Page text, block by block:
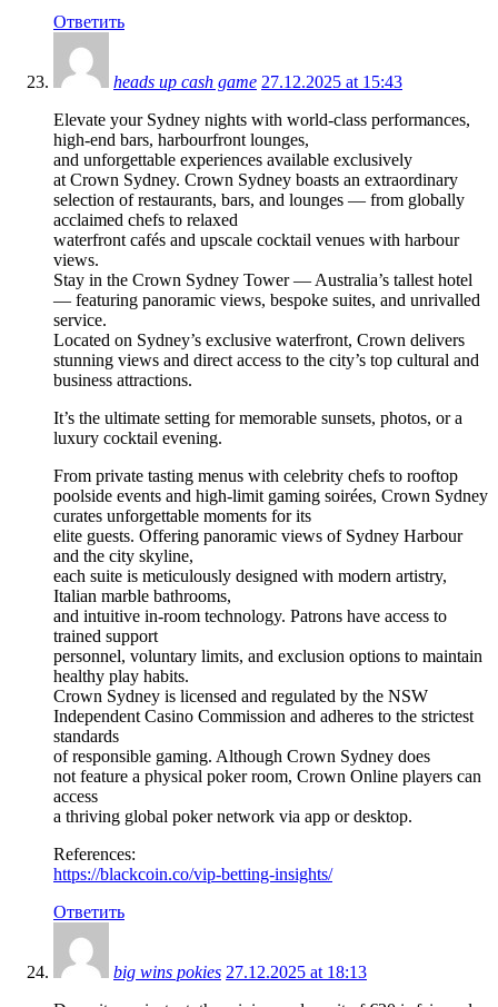
Ответить
heads up cash game 27.12.2025 at 15:43
Elevate your Sydney nights with world-class performances,
high-end bars, harbourfront lounges,
and unforgettable experiences available exclusively
at Crown Sydney. Crown Sydney boasts an extraordinary
selection of restaurants, bars, and lounges — from globally
acclaimed chefs to relaxed
waterfront cafés and upscale cocktail venues with harbour
views.
Stay in the Crown Sydney Tower — Australia’s tallest hotel
— featuring panoramic views, bespoke suites, and unrivalled
service.
Located on Sydney’s exclusive waterfront, Crown delivers
stunning views and direct access to the city’s top cultural and
business attractions.
It’s the ultimate setting for memorable sunsets, photos, or a
luxury cocktail evening.
From private tasting menus with celebrity chefs to rooftop
poolside events and high-limit gaming soirées, Crown Sydney
curates unforgettable moments for its
elite guests. Offering panoramic views of Sydney Harbour
and the city skyline,
each suite is meticulously designed with modern artistry,
Italian marble bathrooms,
and intuitive in-room technology. Patrons have access to
trained support
personnel, voluntary limits, and exclusion options to maintain
healthy play habits.
Crown Sydney is licensed and regulated by the NSW
Independent Casino Commission and adheres to the strictest
standards
of responsible gaming. Although Crown Sydney does
not feature a physical poker room, Crown Online players can
access
a thriving global poker network via app or desktop.
References:
https://blackcoin.co/vip-betting-insights/
Ответить
big wins pokies 27.12.2025 at 18:13